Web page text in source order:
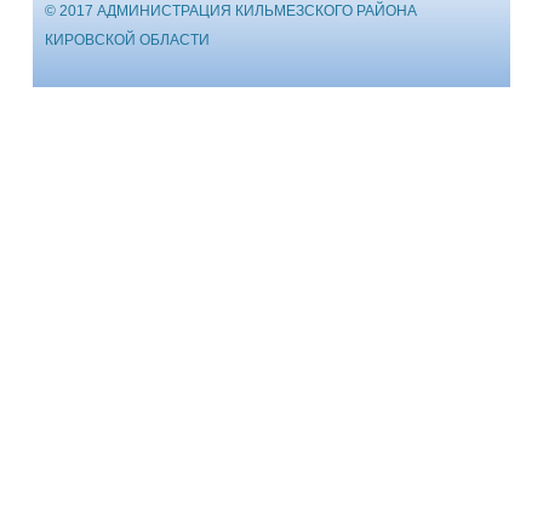
© 2017 АДМИНИСТРАЦИЯ КИЛЬМЕЗСКОГО РАЙОНА
КИРОВСКОЙ ОБЛАСТИ